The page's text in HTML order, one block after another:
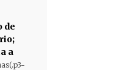
de
a